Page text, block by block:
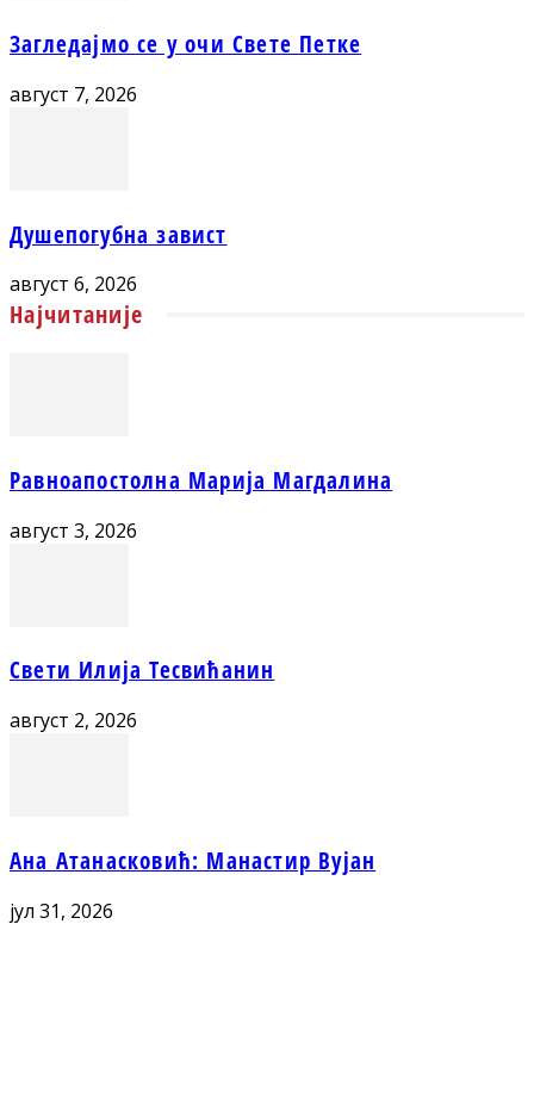
Загледајмо се у очи Свете Петке
август 7, 2026
Душепогубна завист
август 6, 2026
Најчитаније
Равноапостолна Марија Магдалина
август 3, 2026
Свети Илија Тесвићанин
август 2, 2026
Ана Атанасковић: Манастир Вујан
јул 31, 2026